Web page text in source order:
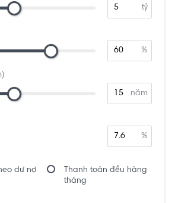
tỷ
%
năm
%
dư nợ
Thanh toán đều hàng
tháng